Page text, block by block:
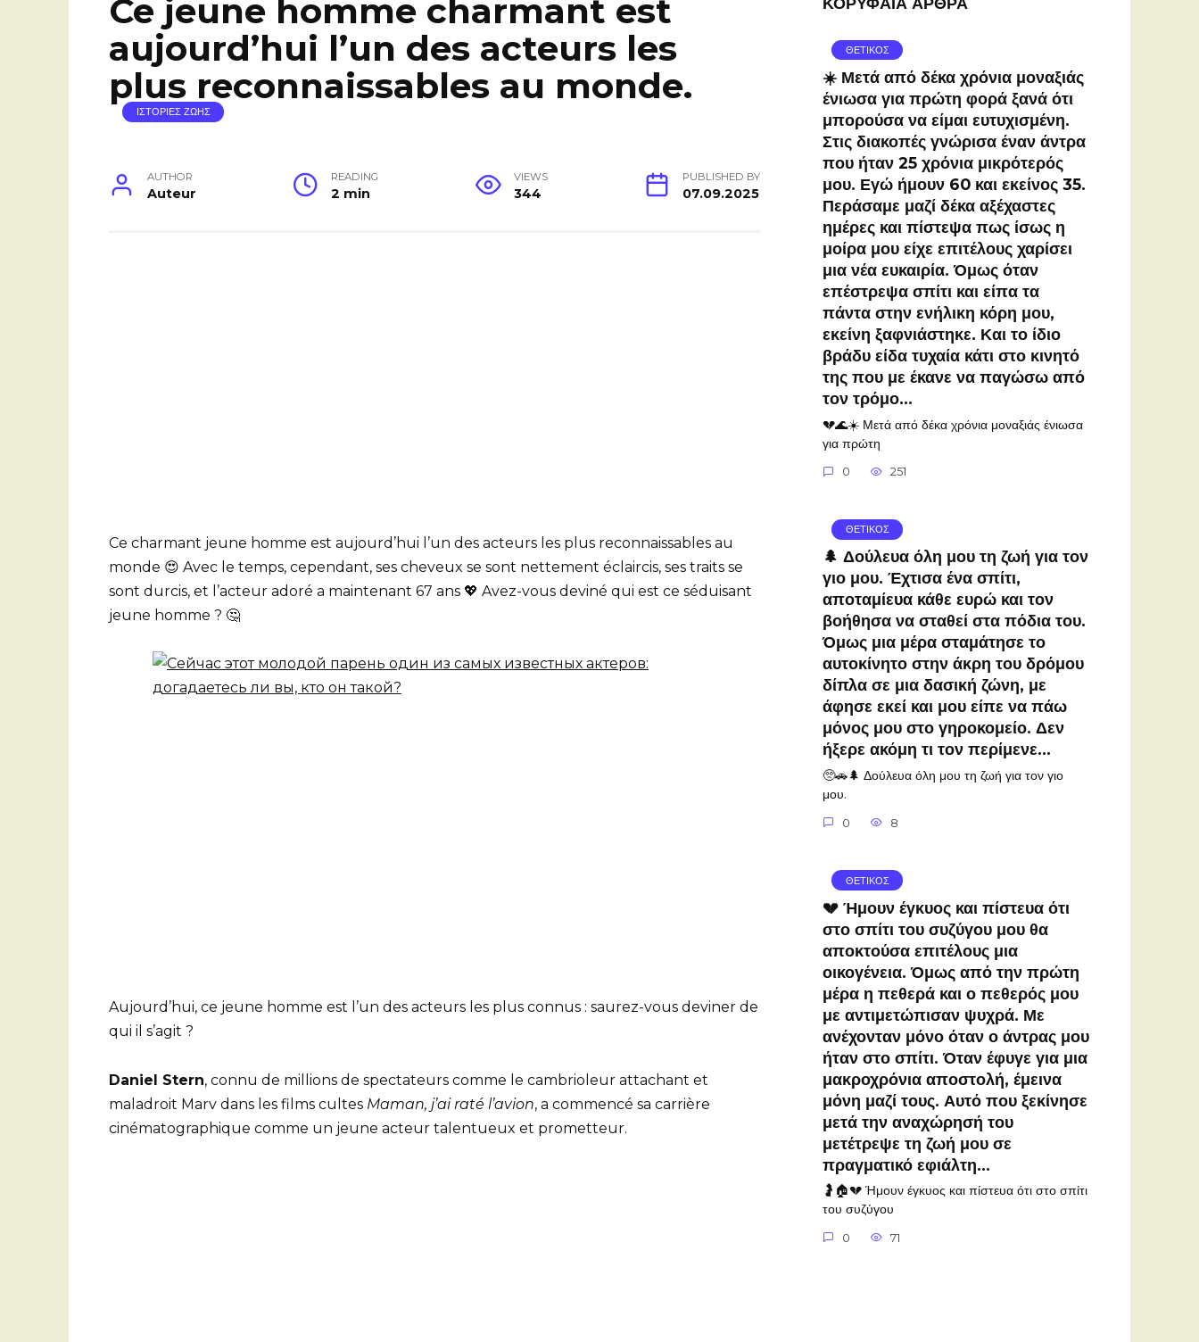
Ce jeune homme charmant est
aujourd’hui l’un des acteurs les
plus reconnaissables au monde.
ΙΣΤΟΡΙΕΣ ΖΩΗΣ
AUTHOR
Auteur
READING
2 min
VIEWS
344
PUBLISHED BY
07.09.2025
Ce charmant jeune homme est aujourd’hui l’un des acteurs les plus reconnaissables au
monde 😍 Avec le temps, cependant, ses cheveux se sont nettement éclaircis, ses traits se
sont durcis, et l’acteur adoré a maintenant 67 ans 💖 Avez-vous deviné qui est ce séduisant
jeune homme ? 🤔
Aujourd’hui, ce jeune homme est l’un des acteurs les plus connus : saurez-vous deviner de
qui il s’agit ?
Daniel Stern, connu de millions de spectateurs comme le cambrioleur attachant et
maladroit Marv dans les films cultes Maman, j’ai raté l’avion, a commencé sa carrière
cinématographique comme un jeune acteur talentueux et prometteur.
ΘΕΤΙΚΟΣ
☀️ Μετά από δέκα χρόνια μοναξιάς
ένιωσα για πρώτη φορά ξανά ότι
μπορούσα να είμαι ευτυχισμένη.
Στις διακοπές γνώρισα έναν άντρα
που ήταν 25 χρόνια μικρότερός
μου. Εγώ ήμουν 60 και εκείνος 35.
Περάσαμε μαζί δέκα αξέχαστες
ημέρες και πίστεψα πως ίσως η
μοίρα μου είχε επιτέλους χαρίσει
μια νέα ευκαιρία. Όμως όταν
επέστρεψα σπίτι και είπα τα
πάντα στην ενήλικη κόρη μου,
εκείνη ξαφνιάστηκε. Και το ίδιο
βράδυ είδα τυχαία κάτι στο κινητό
της που με έκανε να παγώσω από
τον τρόμο…
💔🌊☀️ Μετά από δέκα χρόνια μοναξιάς ένιωσα
για πρώτη
0 251
ΘΕΤΙΚΟΣ
🌲 Δούλευα όλη μου τη ζωή για τον
γιο μου. Έχτισα ένα σπίτι,
αποταμίευα κάθε ευρώ και τον
βοήθησα να σταθεί στα πόδια του.
Όμως μια μέρα σταμάτησε το
αυτοκίνητο στην άκρη του δρόμου
δίπλα σε μια δασική ζώνη, με
άφησε εκεί και μου είπε να πάω
μόνος μου στο γηροκομείο. Δεν
ήξερε ακόμη τι τον περίμενε…
🥺🚗🌲 Δούλευα όλη μου τη ζωή για τον γιο
μου.
0 8
ΘΕΤΙΚΟΣ
💔 Ήμουν έγκυος και πίστευα ότι
στο σπίτι του συζύγου μου θα
αποκτούσα επιτέλους μια
οικογένεια. Όμως από την πρώτη
μέρα η πεθερά και ο πεθερός μου
με αντιμετώπισαν ψυχρά. Με
ανέχονταν μόνο όταν ο άντρας μου
ήταν στο σπίτι. Όταν έφυγε για μια
μακροχρόνια αποστολή, έμεινα
μόνη μαζί τους. Αυτό που ξεκίνησε
μετά την αναχώρησή του
μετέτρεψε τη ζωή μου σε
πραγματικό εφιάλτη…
🤰🏠💔 Ήμουν έγκυος και πίστευα ότι στο σπίτι
του συζύγου
0 71